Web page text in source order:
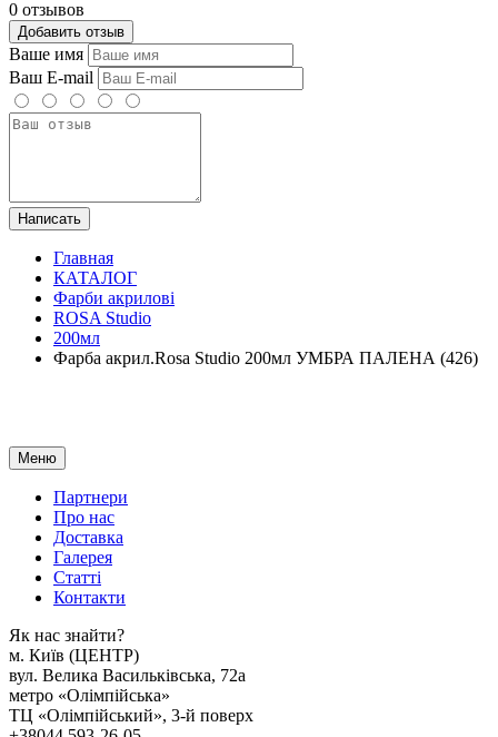
0 отзывов
Добавить отзыв
Ваше имя
Ваш E-mail
Написать
Главная
КАТАЛОГ
Фарби акрилові
ROSA Studio
200мл
Фарба акрил.Rosa Studio 200мл УМБРА ПАЛЕНА (426)
Меню
Партнери
Про нас
Доставка
Галерея
Статтi
Контакти
Як наc знайти?
м. Киïв (ЦЕНТР)
вул. Велика Васильківська, 72а
метро «Олімпійська»
ТЦ «Олімпійський», 3-й поверх